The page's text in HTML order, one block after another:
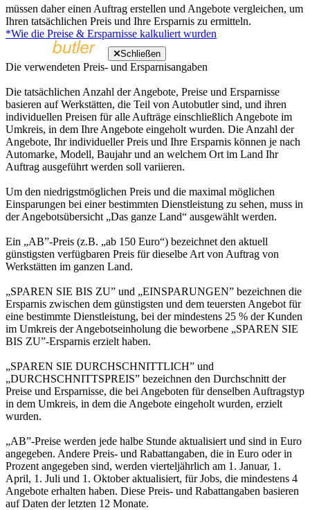
müssen daher einen Auftrag erstellen und Angebote vergleichen, um
Ihren tatsächlichen Preis und Ihre Ersparnis zu ermitteln.
*Wie die Preise & Ersparnisse kalkuliert wurden
Schließen
Die verwendeten Preis- und Ersparnisangaben
Die tatsächlichen Anzahl der Angebote, Preise und Ersparnisse
basieren auf Werkstätten, die Teil von Autobutler sind, und ihren
individuellen Preisen für alle Aufträge einschließlich Angebote im
Umkreis, in dem Ihre Angebote eingeholt wurden. Die Anzahl der
Angebote, Ihr individueller Preis und Ihre Ersparnis können je nach
Automarke, Modell, Baujahr und an welchem Ort im Land Ihr
Auftrag ausgeführt werden soll variieren.
Um den niedrigstmöglichen Preis und die maximal möglichen
Einsparungen bei einer bestimmten Dienstleistung zu sehen, muss in
der Angebotsübersicht „Das ganze Land“ ausgewählt werden.
Ein „AB”-Preis (z.B. „ab 150 Euro“) bezeichnet den aktuell
günstigsten verfügbaren Preis für dieselbe Art von Auftrag von
Werkstätten im ganzen Land.
„SPAREN SIE BIS ZU” und „EINSPARUNGEN” bezeichnen die
Ersparnis zwischen dem günstigsten und dem teuersten Angebot für
eine bestimmte Dienstleistung, bei der mindestens 25 % der Kunden
im Umkreis der Angebotseinholung die beworbene „SPAREN SIE
BIS ZU”-Ersparnis erzielt haben.
„SPAREN SIE DURCHSCHNITTLICH” und
„DURCHSCHNITTSPREIS” bezeichnen den Durchschnitt der
Preise und Ersparnisse, die bei Angeboten für denselben Auftragstyp
in dem Umkreis, in dem die Angebote eingeholt wurden, erzielt
wurden.
„AB”-Preise werden jede halbe Stunde aktualisiert und sind in Euro
angegeben. Andere Preis- und Rabattangaben, die in Euro oder in
Prozent angegeben sind, werden vierteljährlich am 1. Januar, 1.
April, 1. Juli und 1. Oktober aktualisiert, für Jobs, die mindestens 4
Angebote erhalten haben. Diese Preis- und Rabattangaben basieren
auf Daten der letzten 12 Monate.